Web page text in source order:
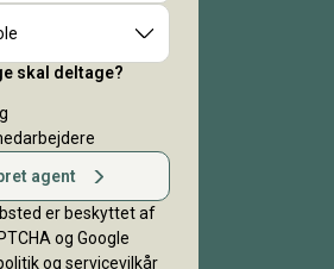
skal deltage?
agent
er beskyttet af
og Google
og servicevilkår